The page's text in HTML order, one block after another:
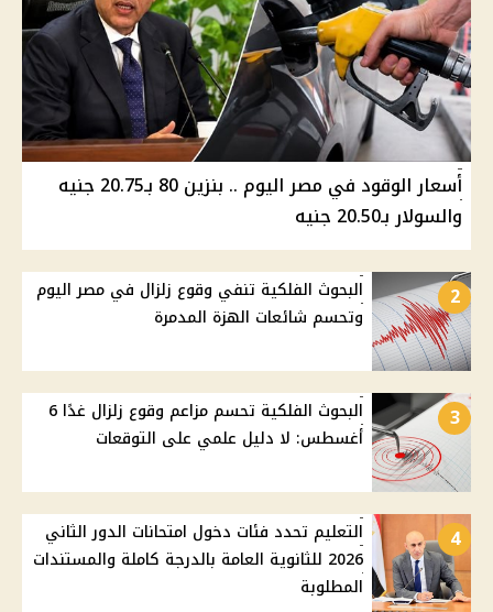
أسعار الوقود في مصر اليوم .. بنزين 80 بـ20.75 جنيه
والسولار بـ20.50 جنيه
2
البحوث الفلكية تنفي وقوع زلزال في مصر اليوم
وتحسم شائعات الهزة المدمرة
3
البحوث الفلكية تحسم مزاعم وقوع زلزال غدًا 6
أغسطس: لا دليل علمي على التوقعات
4
التعليم تحدد فئات دخول امتحانات الدور الثاني
2026 للثانوية العامة بالدرجة كاملة والمستندات
المطلوبة